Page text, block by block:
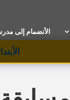
الأنضمام إلى